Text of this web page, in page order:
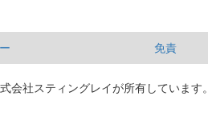
免責
会社スティングレイが所有しています。